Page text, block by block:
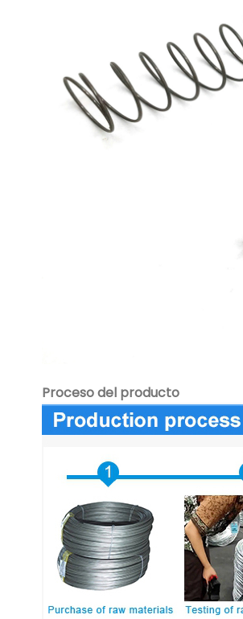
Proceso del producto